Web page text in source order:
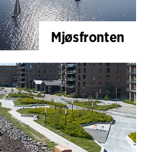
Mjøsfronten